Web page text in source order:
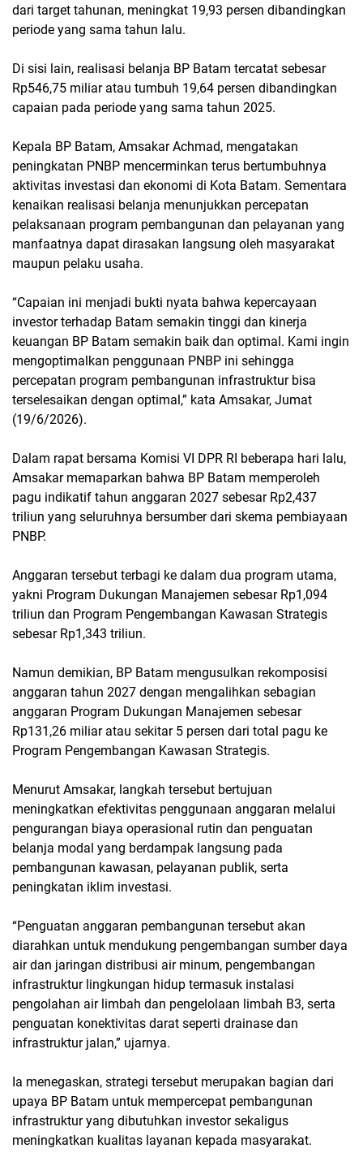
dari target tahunan, meningkat 19,93 persen dibandingkan
periode yang sama tahun lalu.
Di sisi lain, realisasi belanja BP Batam tercatat sebesar
Rp546,75 miliar atau tumbuh 19,64 persen dibandingkan
capaian pada periode yang sama tahun 2025.
Kepala BP Batam, Amsakar Achmad, mengatakan
peningkatan PNBP mencerminkan terus bertumbuhnya
aktivitas investasi dan ekonomi di Kota Batam. Sementara
kenaikan realisasi belanja menunjukkan percepatan
pelaksanaan program pembangunan dan pelayanan yang
manfaatnya dapat dirasakan langsung oleh masyarakat
maupun pelaku usaha.
“Capaian ini menjadi bukti nyata bahwa kepercayaan
investor terhadap Batam semakin tinggi dan kinerja
keuangan BP Batam semakin baik dan optimal. Kami ingin
mengoptimalkan penggunaan PNBP ini sehingga
percepatan program pembangunan infrastruktur bisa
terselesaikan dengan optimal,” kata Amsakar, Jumat
(19/6/2026).
Dalam rapat bersama Komisi VI DPR RI beberapa hari lalu,
Amsakar memaparkan bahwa BP Batam memperoleh
pagu indikatif tahun anggaran 2027 sebesar Rp2,437
triliun yang seluruhnya bersumber dari skema pembiayaan
PNBP.
Anggaran tersebut terbagi ke dalam dua program utama,
yakni Program Dukungan Manajemen sebesar Rp1,094
triliun dan Program Pengembangan Kawasan Strategis
sebesar Rp1,343 triliun.
Namun demikian, BP Batam mengusulkan rekomposisi
anggaran tahun 2027 dengan mengalihkan sebagian
anggaran Program Dukungan Manajemen sebesar
Rp131,26 miliar atau sekitar 5 persen dari total pagu ke
Program Pengembangan Kawasan Strategis.
Menurut Amsakar, langkah tersebut bertujuan
meningkatkan efektivitas penggunaan anggaran melalui
pengurangan biaya operasional rutin dan penguatan
belanja modal yang berdampak langsung pada
pembangunan kawasan, pelayanan publik, serta
peningkatan iklim investasi.
“Penguatan anggaran pembangunan tersebut akan
diarahkan untuk mendukung pengembangan sumber daya
air dan jaringan distribusi air minum, pengembangan
infrastruktur lingkungan hidup termasuk instalasi
pengolahan air limbah dan pengelolaan limbah B3, serta
penguatan konektivitas darat seperti drainase dan
infrastruktur jalan,” ujarnya.
Ia menegaskan, strategi tersebut merupakan bagian dari
upaya BP Batam untuk mempercepat pembangunan
infrastruktur yang dibutuhkan investor sekaligus
meningkatkan kualitas layanan kepada masyarakat.